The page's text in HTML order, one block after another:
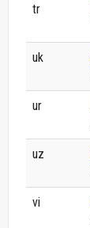
tr
uk
ur
uz
vi